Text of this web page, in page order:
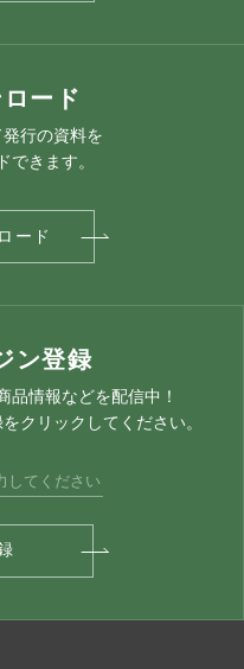
ード
行の資料を
できます。
ード
ン登録
品情報などを配信中！
クリックしてください。